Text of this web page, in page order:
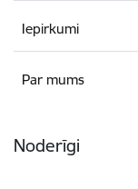
Iepirkumi
Par mums
Noderīgi